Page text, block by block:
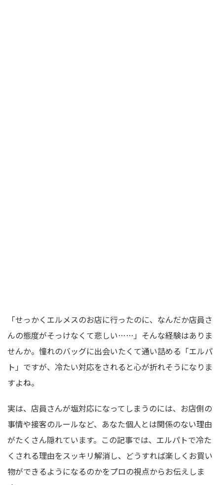
「せっかくエルメスのお店に行ったのに、なんだか店員さ
んの態度がそっけなくて悲しい……」そんな経験はありま
せんか。憧れのバッグに出会いたくて通い詰める「エルパ
ト」ですが、冷たい対応をされると心が折れそうになりま
すよね。
実は、店員さんが塩対応になってしまうのには、お店側の
事情や接客のルールなど、あなた個人とは関係のない理由
がたくさん隠れています。この記事では、エルパトで冷た
くされる理由をスッキリ解消し、どうすれば楽しくお買い
物ができるようになるのかをプロの視点からお伝えしま